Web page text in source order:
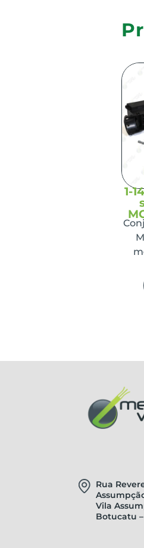
1-
Rua
Vila
Botucatu –